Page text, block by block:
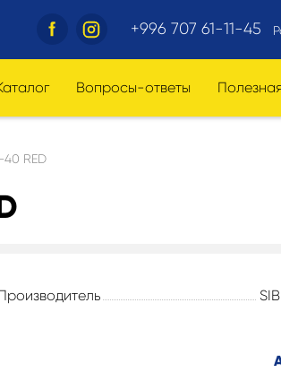
+996 707 61-11-45
Вопросы-ответы
40 RED